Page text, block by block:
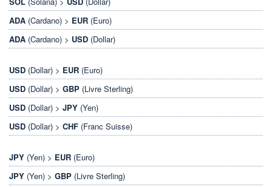
ADA (Cardano) > EUR (Euro)
ADA (Cardano) > USD (Dollar)
USD (Dollar) > EUR (Euro)
USD (Dollar) > GBP (Livre Sterling)
USD (Dollar) > JPY (Yen)
USD (Dollar) > CHF (Franc Suisse)
JPY (Yen) > EUR (Euro)
JPY (Yen) > GBP (Livre Sterling)